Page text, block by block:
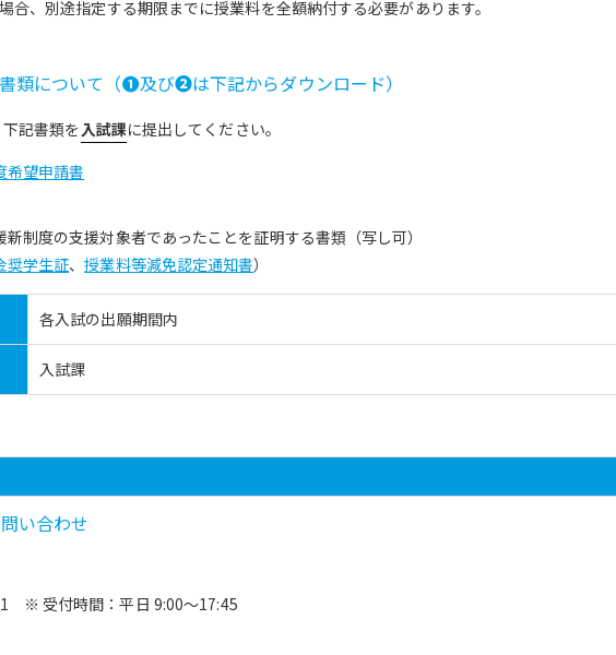
合、別途指定する期限までに授業料を全額納付する必要があります。
類について（❶及び❷は下記からダウンロード）
記書類を 入試課に提出してください。
希望申請書
制度の支援対象者であったことを証明する書類（写し可）
奨学生証、授業料等減免認定通知書）
各入試の出願期間内
入試課
い合わせ
※ 受付時間：平日 9:00～17:45